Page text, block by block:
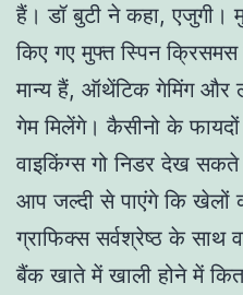
हैं। डॉ बुटी ने कहा, एजुगी।
किए गए मुफ्त स्पिन क्रिसमस
मान्य हैं, ऑथेंटिक गेमिंग और
गेम मिलेंगे। कैसीनो के
वाइकिंग्स गो निडर देख सकते
आप जल्दी से पाएंगे कि खेलों
ग्राफिक्स सर्वश्रेष्ठ के
बैंक खाते में खाली होने में